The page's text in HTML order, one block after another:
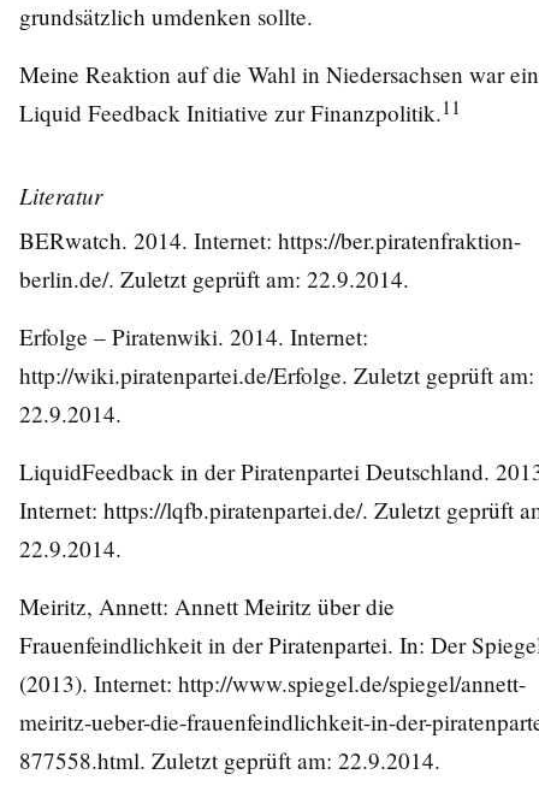
grundsätzlich umdenken sollte.
Meine Reaktion auf die Wahl in Niedersachsen war
Liquid Feedback Initiative zur Finanzpolitik.11
Literatur
BERwatch. 2014. Internet: https://ber.piratenfraktion-
berlin.de/. Zuletzt geprüft am: 22.9.2014.
Erfolge – Piratenwiki. 2014. Internet:
http://wiki.piratenpartei.de/Erfolge. Zuletzt geprüft am:
22.9.2014.
LiquidFeedback in der Piratenpartei Deutschland.
Internet: https://lqfb.piratenpartei.de/. Zuletzt geprüft
22.9.2014.
Meiritz, Annett: Annett Meiritz über die
Frauenfeindlichkeit in der Piratenpartei. In: Der
(2013). Internet: http://www.spiegel.de/spiegel/annett-
meiritz-ueber-die-frauenfeindlichkeit-in-der-
877558.html. Zuletzt geprüft am: 22.9.2014.